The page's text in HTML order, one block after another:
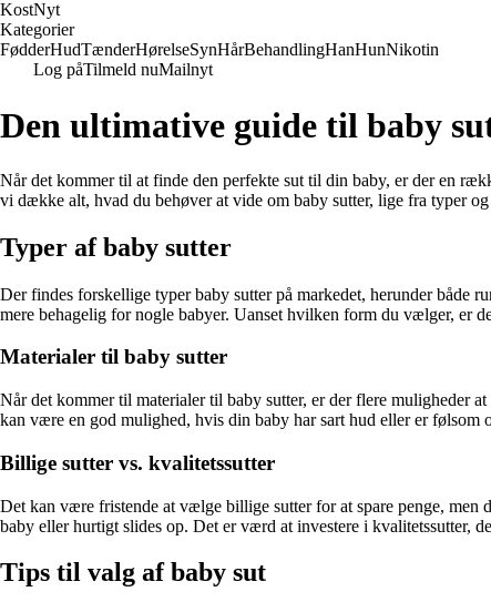
KostNyt
Kategorier
FødderHudTænderHørelseSynHårBehandlingHanHunNikotin
Log påTilmeld nuMailnyt
Den ultimative guide til baby
Når det kommer til at finde den perfekte sut til din baby, er der en
vi dække alt, hvad du behøver at vide om baby sutter, lige fra typer
Typer af baby sutter
Der findes forskellige typer baby sutter på markedet, herunder både
mere behagelig for nogle babyer. Uanset hvilken form du vælger, er
Materialer til baby sutter
Når det kommer til materialer til baby sutter, er der flere muligheder
kan være en god mulighed, hvis din baby har sart hud eller er følsom
Billige sutter vs. kvalitetssutter
Det kan være fristende at vælge billige sutter for at spare penge,
baby eller hurtigt slides op. Det er værd at investere i kvalitetssutter,
Tips til valg af baby sut